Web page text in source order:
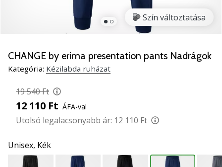
új
PUMA
Accelerate
SQD
kézilabda
Fedezd
fel
Szín változtatása
CHANGE by erima presentation pants Nadrágok
Kategória: Kézilabda ruházat
19 540 Ft
12 110 Ft ÁFA-val
Utolsó legalacsonyabb ár: 12 110 Ft
Unisex, Kék